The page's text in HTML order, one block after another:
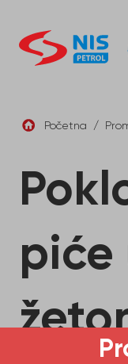
content
Početna /
piće